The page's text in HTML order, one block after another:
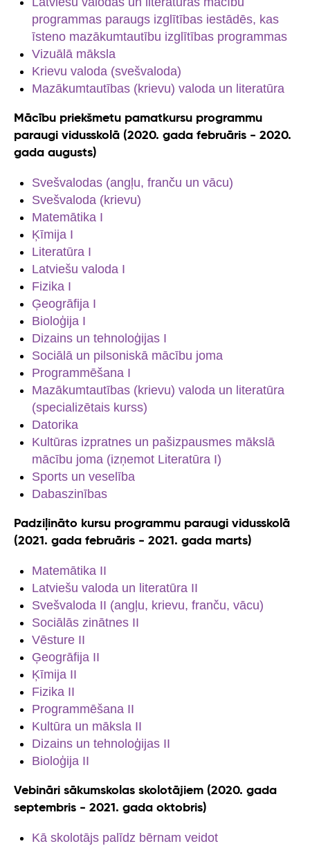
programmas paraugs izglītības iestādēs, kas
īsteno mazākumtautību izglītības programmas
Vizuālā māksla
Krievu valoda (svešvaloda)
Mazākumtautības (krievu) valoda un literatūra
Mācību priekšmetu pamatkursu programmu
paraugi vidusskolā (2020. gada februāris - 2020.
gada augusts)
Svešvalodas (angļu, franču un vācu)
Svešvaloda (krievu)
Matemātika I
Ķīmija I
Literatūra I
Latviešu valoda I
Fizika I
Ģeogrāfija I
Bioloģija I
Dizains un tehnoloģijas I
Sociālā un pilsoniskā mācību joma
Programmēšana I
Mazākumtautības (krievu) valoda un literatūra
(specializētais kurss)
Datorika
Kultūras izpratnes un pašizpausmes mākslā
mācību joma (izņemot Literatūra I)
Sports un veselība
Dabaszinības
Padziļināto kursu programmu paraugi vidusskolā
(2021. gada februāris - 2021. gada marts)
Matemātika II
Latviešu valoda un literatūra II
Svešvaloda II (angļu, krievu, franču, vācu)
Sociālās zinātnes II
Vēsture II
Ģeogrāfija II
Ķīmija II
Fizika II
Programmēšana II
Kultūra un māksla II
Dizains un tehnoloģijas II
Bioloģija II
Vebināri sākumskolas skolotājiem (2020. gada
septembris - 2021. gada oktobris)
Kā skolotājs palīdz bērnam veidot